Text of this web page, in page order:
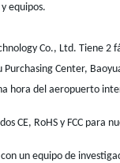
equipos.
Co., Ltd. Tiene
Purchasing Center,
hora del aeropuerto
CE, RoHS y FCC para
un equipo de